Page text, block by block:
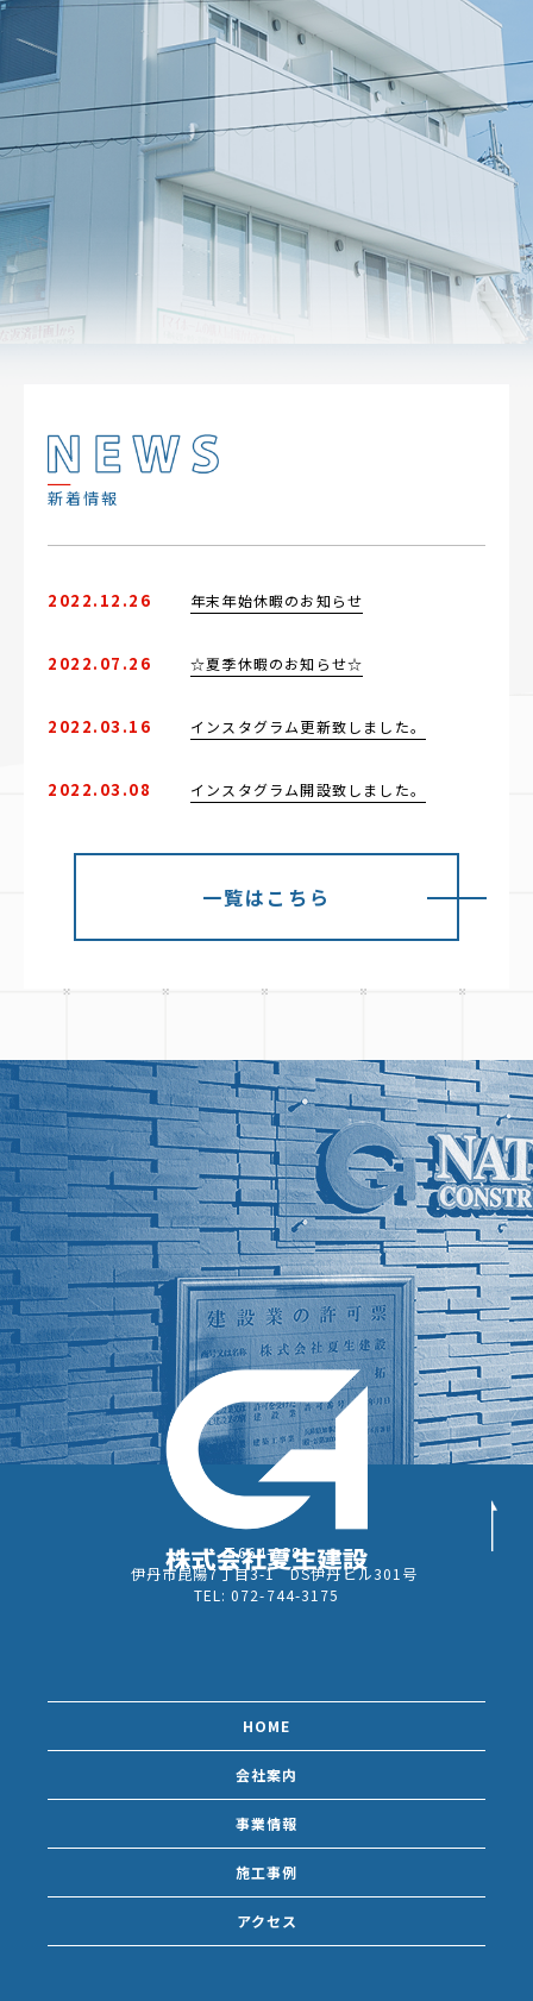
新着情報
一覧はこちら
2022.12.26 年末年始休暇のお知らせ
2022.07.26 ☆夏季休暇のお知らせ☆
2022.03.16 インスタグラム更新致しました。
2022.03.08 インスタグラム開設致しました。
HOME
会社案内
事業情報
施工事例
アクセス
〒664-0881
伊丹市昆陽7丁目3-1 DS伊丹ビル301号
TEL: 072-744-3175